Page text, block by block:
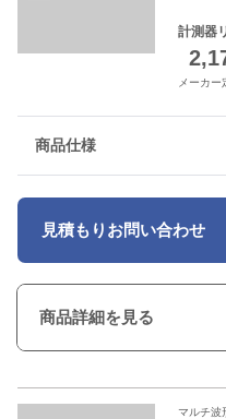
計測器
メーカ
商品仕様
見積もり お問い合わせ
商品詳細を見る
マルチ波